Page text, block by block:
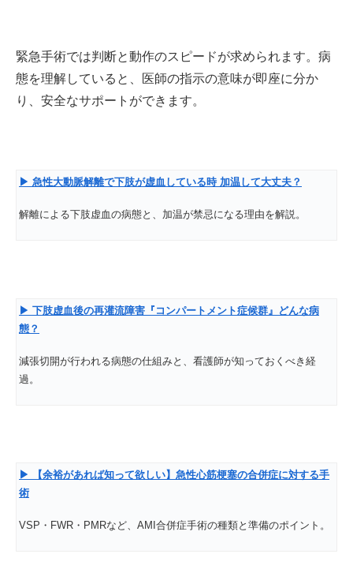
緊急手術では判断と動作のスピードが求められます。病
態を理解していると、医師の指示の意味が即座に分か
り、安全なサポートができます。
▶ 急性大動脈解離で下肢が虚血している時 加温して大丈夫？
解離による下肢虚血の病態と、加温が禁忌になる理由を解説。
▶ 下肢虚血後の再灌流障害『コンパートメント症候群』どんな病
態？
減張切開が行われる病態の仕組みと、看護師が知っておくべき経
過。
▶
【余裕があれば知って欲しい】急性心筋梗塞の合併症に対する手
術
VSP・FWR・PMRなど、AMI合併症手術の種類と準備のポイント。